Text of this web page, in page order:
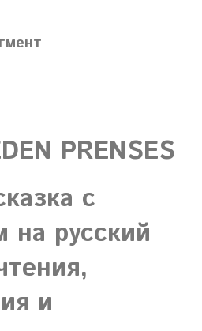
PRENSES
с
на русский
и